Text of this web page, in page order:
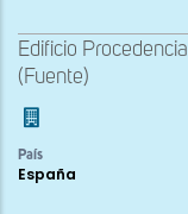
Edificio Procedencia
(Fuente)
País
España